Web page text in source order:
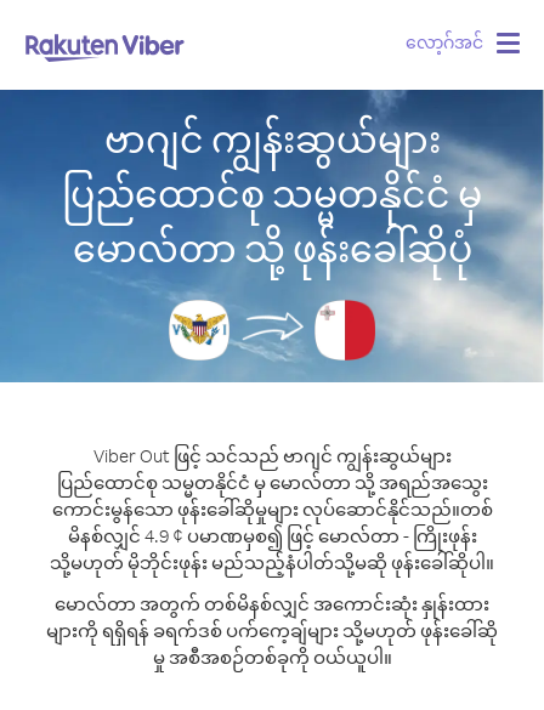
လော့ဂ်အင်
ဗာဂျင် ကျွန်းဆွယ်များ
ပြည်ထောင်စု သမ္မတနိုင်ငံ မှ
မောလ်တာ သို့ ဖုန်းခေါ်ဆိုပုံ
Viber Out ဖြင့် သင်သည် ဗာဂျင် ကျွန်းဆွယ်များ
ပြည်ထောင်စု သမ္မတနိုင်ငံ မှ မောလ်တာ သို့ အရည်အသွေး
ကောင်းမွန်သော ဖုန်းခေါ်ဆိုမှုများ လုပ်ဆောင်နိုင်သည်။တစ်
မိနစ်လျှင် 4.9 ¢ ပမာဏမှစ၍ ဖြင့် မောလ်တာ - ကြိုးဖုန်း
သို့မဟုတ် မိုဘိုင်းဖုန်း မည်သည့်နံပါတ်သို့မဆို ဖုန်းခေါ်ဆိုပါ။
မောလ်တာ အတွက် တစ်မိနစ်လျှင် အကောင်းဆုံး နှုန်းထား
များကို ရရှိရန် ခရက်ဒစ် ပက်ကေ့ချ်များ သို့မဟုတ် ဖုန်းခေါ်ဆို
မှု အစီအစဉ်တစ်ခုကို ဝယ်ယူပါ။